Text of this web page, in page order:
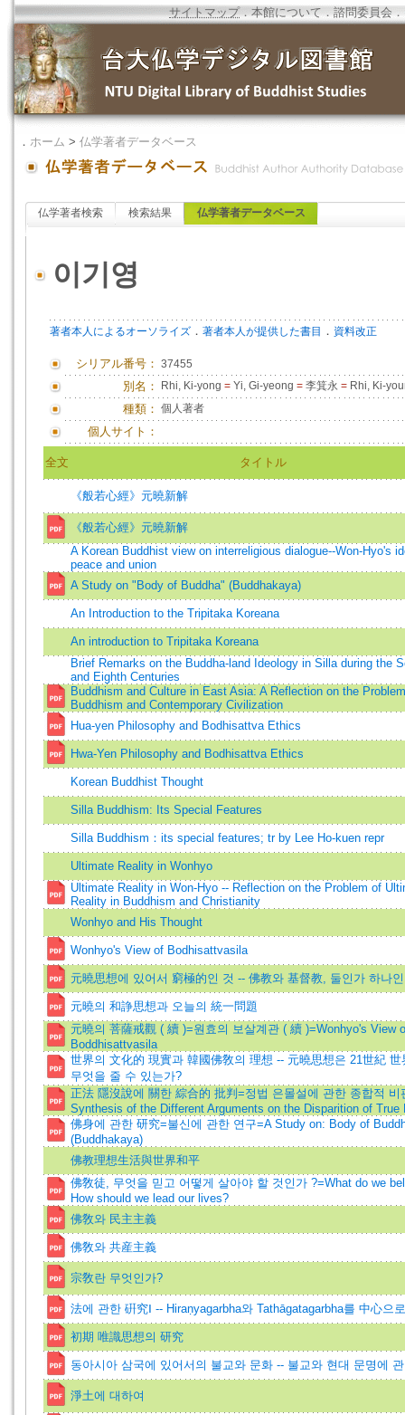
サイトマップ．本館について ．諮問委員会 ．
． ホーム > 仏学著者データベース
仏学著者検索 検索結果 仏学著者データベース
이기영
著者本人によるオーソライズ ． 著者本人が提供した書目 ． 資料改正
シリアル番号： 37455
別名： Rhi, Ki-yong = Yi, Gi-yeong = 李箕永 = Rhi, Ki-
種類： 個人著者
個人サイト：
全文 タイトル
《般若心經》元曉新解
《般若心經》元曉新解
A Korean Buddhist view on interreligious dialogue--Won-Hyo's
peace and union
A Study on "Body of Buddha" (Buddhakaya)
An Introduction to the Tripitaka Koreana
An introduction to Tripitaka Koreana
Brief Remarks on the Buddha-land Ideology in Silla during the
and Eighth Centuries
Buddhism and Culture in East Asia: A Reflection on the
Buddhism and Contemporary Civilization
Hua-yen Philosophy and Bodhisattva Ethics
Hwa-Yen Philosophy and Bodhisattva Ethics
Korean Buddhist Thought
Silla Buddhism: Its Special Features
Silla Buddhism：its special features; tr by Lee Ho-kuen repr
Ultimate Reality in Wonhyo
Ultimate Reality in Won-Hyo -- Reflection on the Problem of
Reality in Buddhism and Christianity
Wonhyo and His Thought
Wonhyo's View of Bodhisattvasila
元曉思想에 있어서 窮極的인 것 -- 佛教와 基督教, 둘인가 하나
元曉의 和諍思想과 오늘의 統一問題
元曉의 菩薩戒觀 ( 續 )=원효의 보살계관 ( 續 )=Wonhyo's View
Boddhisattvasila
世界의 文化的 現實과 韓國佛敎의 理想 -- 元曉思想은 21世紀 世
무엇을 줄 수 있는가?
正法 隱沒說에 關한 綜合的 批判=정법 은몰설에 관한 종합적 비
Synthesis of the Different Arguments on the Disparition of True
佛身에 관한 研究=불신에 관한 연구=A Study on: Body of
(Buddhakaya)
佛教理想生活與世界和平
佛敎徒, 무엇을 믿고 어떻게 살아야 할 것인가 ?=What do we
How should we lead our lives?
佛敎와 民主主義
佛敎와 共産主義
宗敎란 무엇인가?
法에 관한 硏究Ⅰ -- Hiraṇyagarbha와 Tathāgatagarbha를 中心으로
初期 唯識思想의 研究
동아시아 삼국에 있어서의 불교와 문화 -- 불교와 현대 문명에
淨土에 대하여